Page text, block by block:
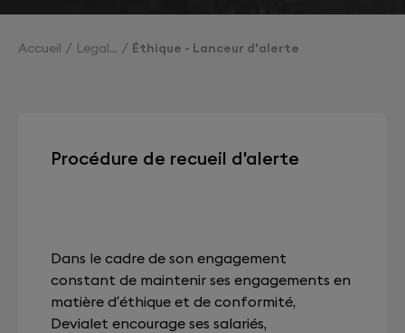
Accueil Legal Éthique - Lanceur d'alerte
Procédure de recueil d'alerte
Dans le cadre de son engagement
constant de maintenir ses engagements en
matière d’éthique et de conformité,
Devialet encourage ses salariés,